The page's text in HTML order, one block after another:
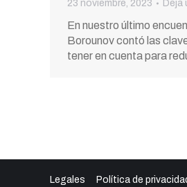
23 noviembre, 2023
Deja
En nuestro último
Borounov contó las
tener en cuenta para
Legales Política de